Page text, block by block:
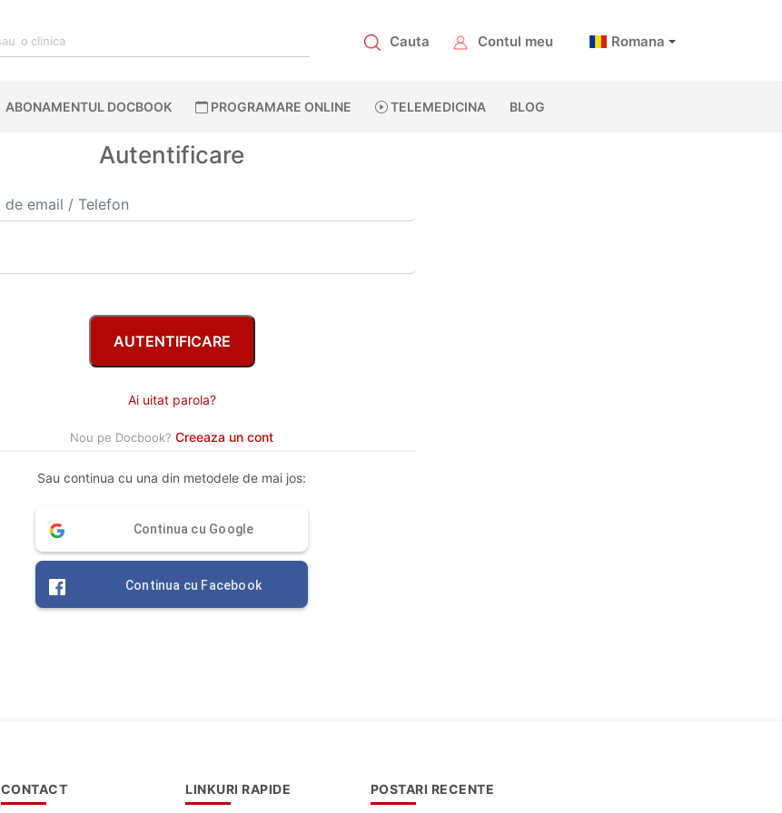
Cauta Contul meu Romana
ABONAMENTUL DOCBOOK PROGRAMARE ONLINE TELEMEDICINA BLOG
Autentificare
Ai uitat parola?
Nou pe Docbook? Creeaza un cont
Sau continua cu una din metodele de mai jos:
Continua cu Google
Continua cu Facebook
CONTACT LINKURI RAPIDE POSTARI RECENTE